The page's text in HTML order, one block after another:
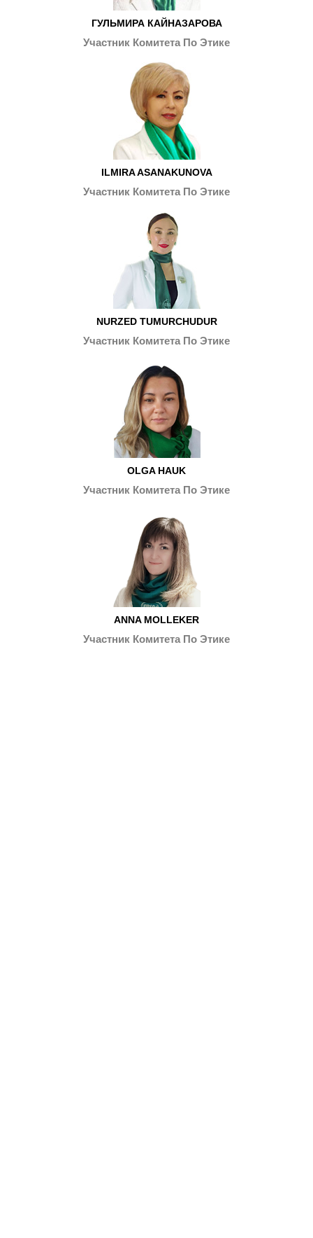
ГУЛЬМИРА КАЙНАЗАРОВА
Участник Комитета По Этике
ILMIRA ASANAKUNOVA
Участник Комитета По Этике
NURZED TUMURCHUDUR
Участник Комитета По Этике
OLGA HAUK
Участник Комитета По Этике
ANNA MOLLEKER
Участник Комитета По Этике